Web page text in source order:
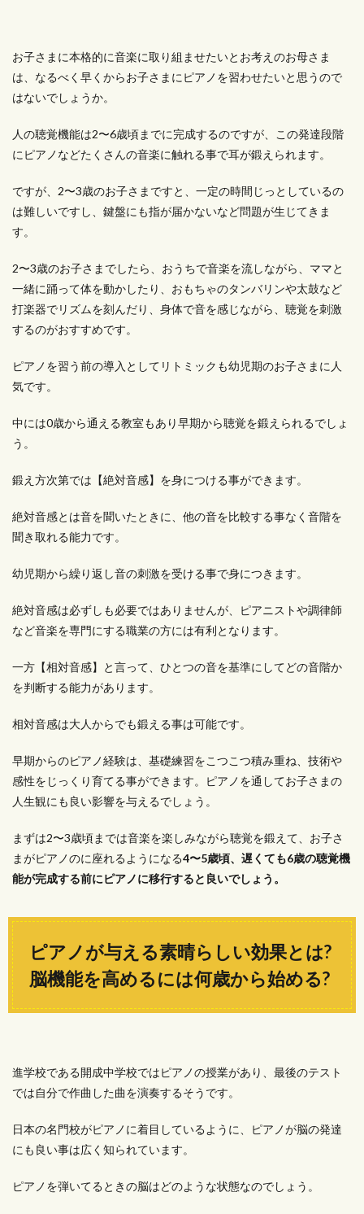
お子さまに本格的に音楽に取り組ませたいとお考えのお母さま
は、なるべく早くからお子さまにピアノを習わせたいと思うので
はないでしょうか。
人の聴覚機能は2〜6歳頃までに完成するのですが、この発達段階
にピアノなどたくさんの音楽に触れる事で耳が鍛えられます。
ですが、2〜3歳のお子さまですと、一定の時間じっとしているの
は難しいですし、鍵盤にも指が届かないなど問題が生じてきま
す。
2〜3歳のお子さまでしたら、おうちで音楽を流しながら、ママと
一緒に踊って体を動かしたり、おもちゃのタンバリンや太鼓など
打楽器でリズムを刻んだり、身体で音を感じながら、聴覚を刺激
するのがおすすめです。
ピアノを習う前の導入としてリトミックも幼児期のお子さまに人
気です。
中には0歳から通える教室もあり早期から聴覚を鍛えられるでしょ
う。
鍛え方次第では【絶対音感】を身につける事ができます。
絶対音感とは音を聞いたときに、他の音を比較する事なく音階を
聞き取れる能力です。
幼児期から繰り返し音の刺激を受ける事で身につきます。
絶対音感は必ずしも必要ではありませんが、ピアニストや調律師
など音楽を専門にする職業の方には有利となります。
一方【相対音感】と言って、ひとつの音を基準にしてどの音階か
を判断する能力があります。
相対音感は大人からでも鍛える事は可能です。
早期からのピアノ経験は、基礎練習をこつこつ積み重ね、技術や
感性をじっくり育てる事ができます。ピアノを通してお子さまの
人生観にも良い影響を与えるでしょう。
まずは2〜3歳頃までは音楽を楽しみながら聴覚を鍛えて、お子さ
まがピアノのに座れるようになる4〜5歳頃、遅くても6歳の聴覚機
能が完成する前にピアノに移行すると良いでしょう。
ピアノが与える素晴らしい効果とは?
脳機能を高めるには何歳から始める?
進学校である開成中学校ではピアノの授業があり、最後のテスト
では自分で作曲した曲を演奏するそうです。
日本の名門校がピアノに着目しているように、ピアノが脳の発達
にも良い事は広く知られています。
ピアノを弾いてるときの脳はどのような状態なのでしょう。